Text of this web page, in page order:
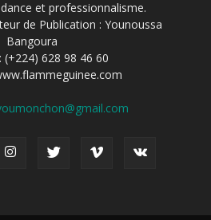
et professionnalisme.
de Publication : Younoussa
Bangoura
(+224) 628 98 46 60